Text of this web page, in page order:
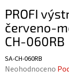
PROFI
červeno-
CH-060RB
SA-CH-060RB
Průměrné
Neohodnoceno